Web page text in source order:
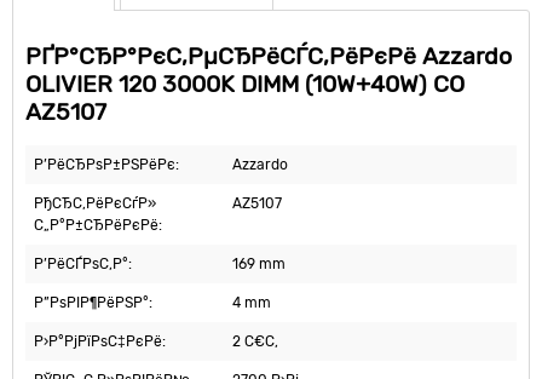
РҐР°СЂР°РєС‚РµСЂРёСЃС‚РёРєРё Azzardo
OLIVIER 120 3000K DIMM (10W+40W) CO
AZ5107
Р’РёСЂРѕР±РЅРёРє: Azzardo
РђСЂС‚РёРєСѓР»
С„Р°Р±СЂРёРєРё:
AZ5107
Р’РёСЃРѕС‚Р°: 169 mm
Р”РѕРІР¶РёРЅР°: 4 mm
Р›Р°РјРїРѕС‡РєРё: 2 С€С‚